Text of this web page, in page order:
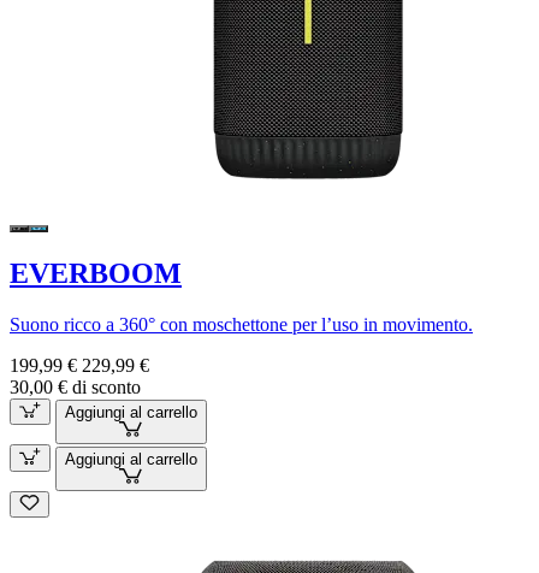
EVERBOOM
Suono ricco a 360° con moschettone per l’uso in movimento.
199,99 € 229,99 €
30,00 € di sconto
Aggiungi al carrello
Aggiungi al carrello